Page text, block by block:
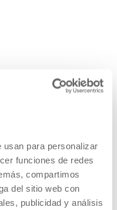
para personalizar
funciones de redes
compartimos
del sitio web con
publicidad y análisis